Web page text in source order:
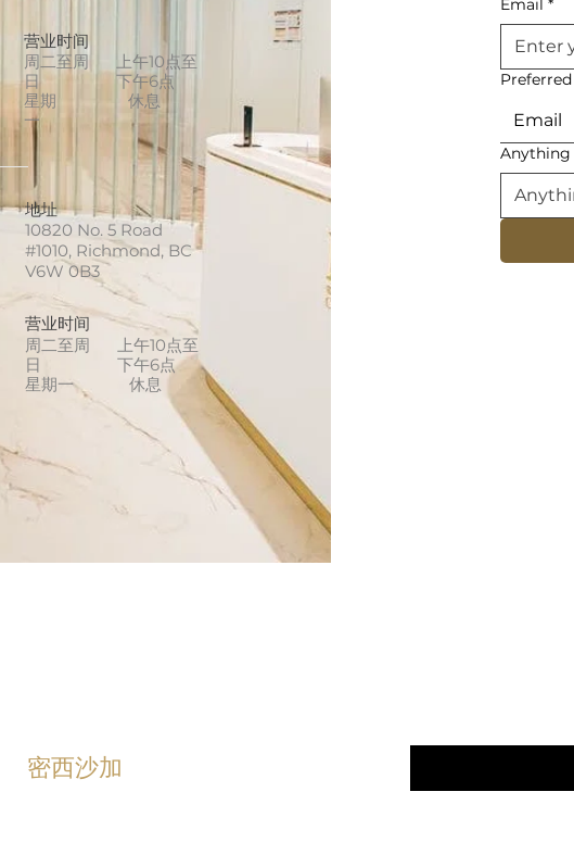
营业时间
周二至周
日
星期
一
上午10点至
下午6点
休息
地址
10820 No. 5 Road
#1010, Richmond, BC
V6W 0B3
营业时间
周二至周
日
星期一
上午10点至
下午6点
休息
Email *
Email
Anything
密西沙加